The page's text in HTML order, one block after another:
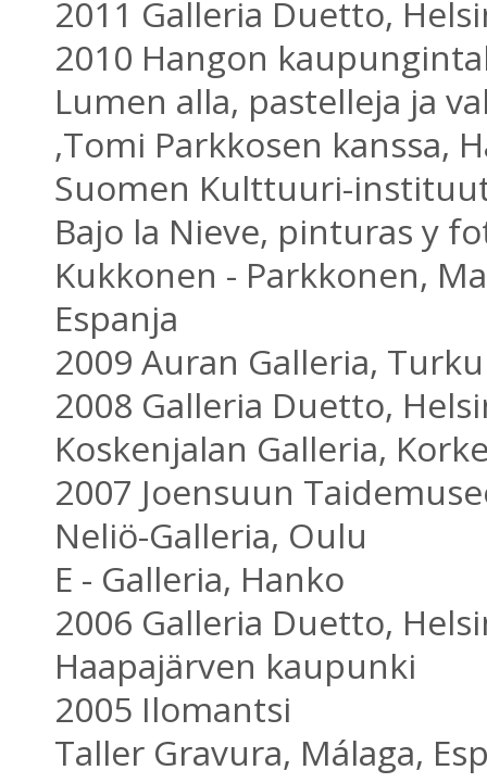
2011 Galleria Duetto,
2010 Hangon
Lumen alla, pastelleja ja
,Tomi Parkkosen kanssa,
Suomen Kulttuuri-
Bajo la Nieve, pinturas y
Kukkonen - Parkkonen,
Espanja
2009 Auran Galleria, Turku
2008 Galleria Duetto,
Koskenjalan Galleria,
2007 Joensuun
Neliö-Galleria, Oulu
E - Galleria, Hanko
2006 Galleria Duetto,
Haapajärven kaupunki
2005 Ilomantsi
Taller Gravura, Málaga,